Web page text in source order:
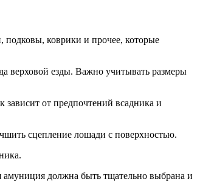
подковы, коврики и прочее, которые
верховой езды. Важно учитывать размеры
от предпочтений всадника и
сцепление лошади с поверхностью.
амуниция должна быть тщательно выбрана и